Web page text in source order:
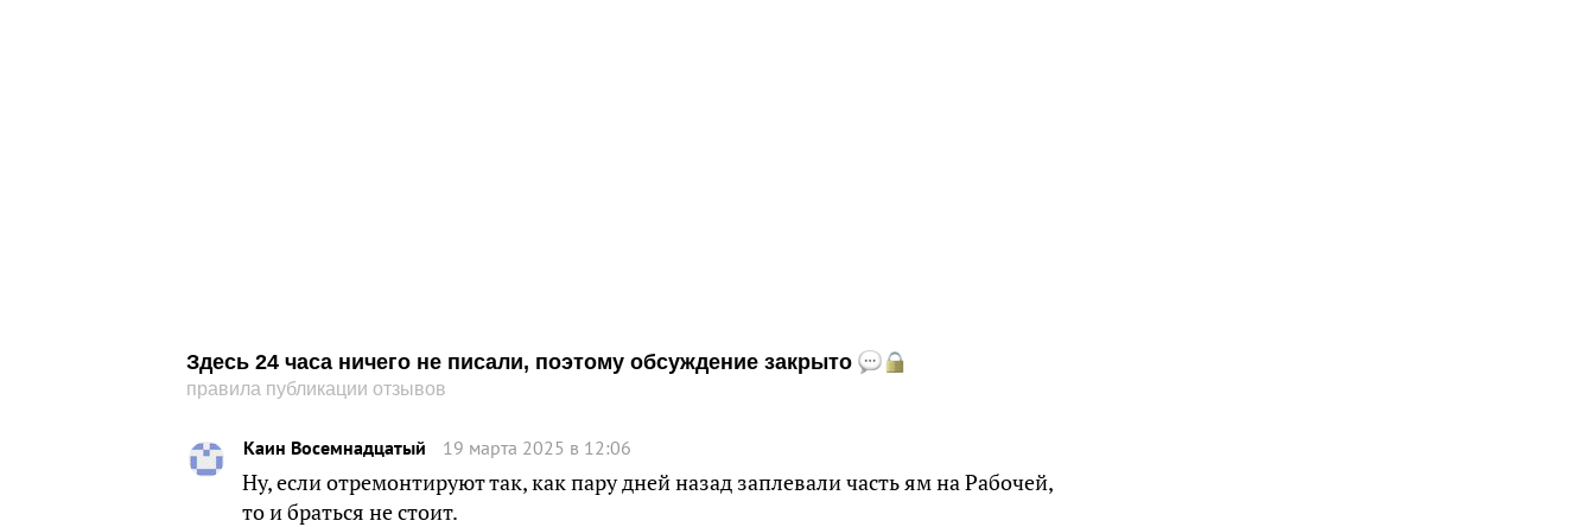
Здесь 24 часа ничего не писали, поэтому обсуждение закрыто
правила публикации отзывов
Каин Восемнадцатый 19 марта 2025 в 12:06
Ну, если отремонтируют так, как пару дней назад заплевали часть ям на Рабочей,
то и браться не стоит.